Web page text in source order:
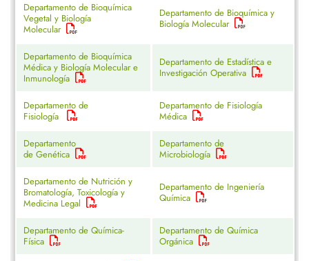
Departamento de Bioquímica
Vegetal y Biología
Molecular
Departamento de Bioquímica y
Biología Molecular
Departamento de Bioquímica
Médica y Biología Molecular e
Inmunología
Departamento de Estadística e
Investigación Operativa
Departamento de
Fisiología
Departamento de Fisiología
Médica
Departamento
de Genética
Departamento de
Microbiología
Departamento de Nutrición y
Bromatología, Toxicología y
Medicina Legal
Departamento de Ingeniería
Química
Departamento de Química-
Física
Departamento de Química
Orgánica